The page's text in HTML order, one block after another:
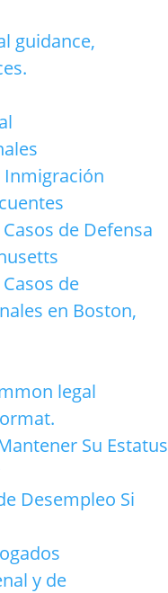
guidance,
Inmigración
de Defensa
de
en Boston,
legal
Su Estatus
Desempleo Si
y de